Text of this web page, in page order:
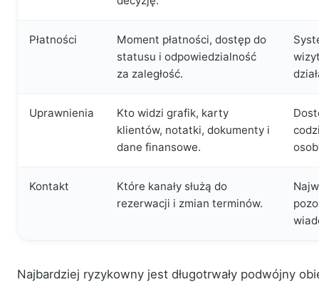
Płatności
Moment płatności, dostęp do
statusu i odpowiedzialność
za zaległość.
Uprawnienia
Kto widzi grafik, karty
klientów, notatki, dokumenty i
dane finansowe.
Kontakt
Które kanały służą do
rezerwacji i zmian terminów.
Najbardziej ryzykowny jest długotrwały podwójny